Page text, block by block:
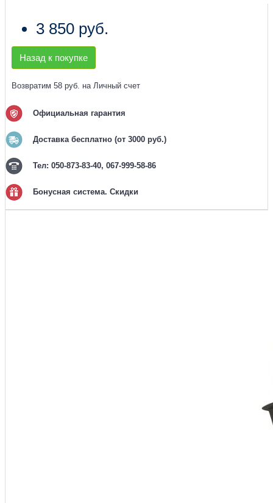
3 850 руб.
Назад к покупке
Возвратим 58 руб. на Личный счет
Официальная гарантия
Доставка бесплатно (от 3000 руб.)
Тел: 050-873-83-40, 067-999-58-86
Бонусная система. Скидки